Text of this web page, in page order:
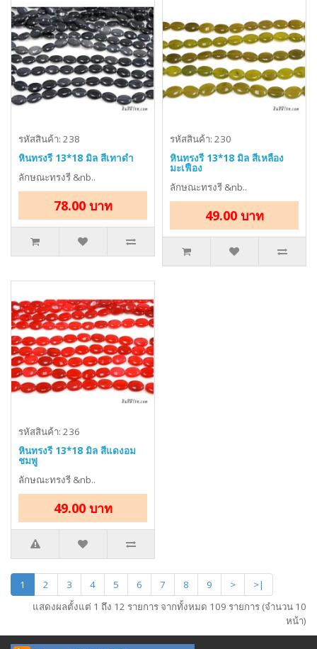
รหัสสินค้า: 238
หินทรงรี 13*18 มิล สีเทาดำ
ลักษณะทรงรี &nb..
78.00 บาท
รหัสสินค้า: 230
หินทรงรี 13*18 มิล สีเหลือง
มะเฟือง
ลักษณะทรงรี &nb..
49.00 บาท
รหัสสินค้า: 236
หินทรงรี 13*18 มิล สีแดงอม
ชมพู
ลักษณะทรงรี &nb..
49.00 บาท
1 2 3 4 5 6 7 8 9 >
>|
แสดงผลตั้งแต่ 1 ถึง 12 รายการ จากทั้งหมด 109 รายการ (จำนวน 10
หน้า)